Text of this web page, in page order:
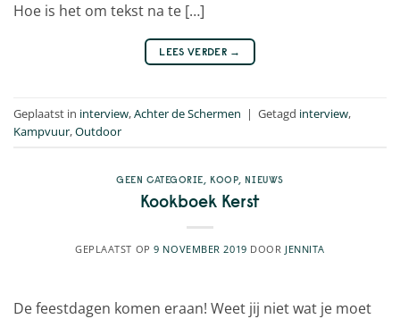
Hoe is het om tekst na te […]
LEES VERDER →
Geplaatst in interview,Achter de Schermen | Getagd interview,
Kampvuur,Outdoor
GEEN CATEGORIE, KOOP, NIEUWS
Kookboek Kerst
GEPLAATST OP9 NOVEMBER 2019 DOOR JENNITA
De feestdagen komen eraan! Weet jij niet wat je moet